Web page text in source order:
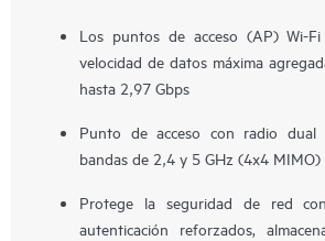
Los puntos de acceso (AP) Wi-
velocidad de datos máxima
hasta 2,97 Gbps
Punto de acceso con radio dual
bandas de 2,4 y 5 GHz (4x4 MIMO)
Protege la seguridad de red
autenticación reforzados,